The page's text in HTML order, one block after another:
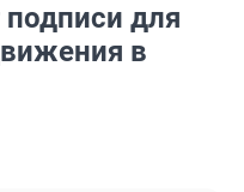
для
в